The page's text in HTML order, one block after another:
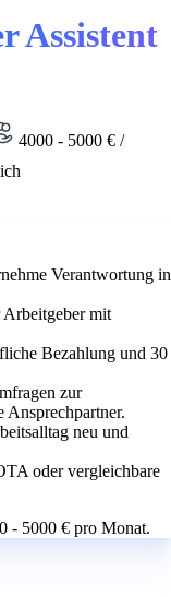
Assistent
4000 - 5000 € /
Verantwortung in
mit
Bezahlung und 30
zur
Ansprechpartner.
neu und
oder vergleichbare
- 5000 € pro Monat.